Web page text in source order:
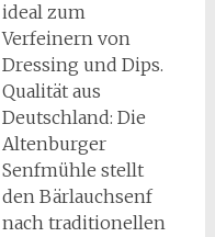
ideal zum
Verfeinern von
Dressing und Dips.
Qualität aus
Deutschland: Die
Altenburger
Senfmühle stellt
den Bärlauchsenf
nach traditionellen